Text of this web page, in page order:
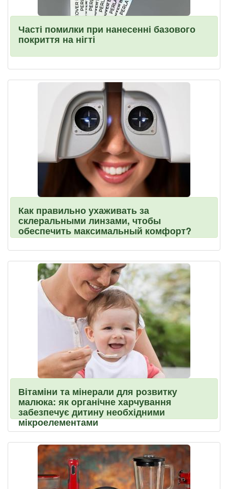
Часті помилки при нанесенні базового
покриття на нігті
Как правильно ухаживать за
склеральными линзами, чтобы
обеспечить максимальный комфорт?
Вітаміни та мінерали для розвитку
малюка: як органічне харчування
забезпечує дитину необхідними
мікроелементами